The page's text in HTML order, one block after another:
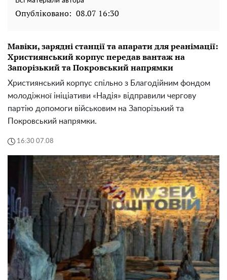
Опубліковано: 08.07 16:30
Мавіки, зарядні станції та апарати для реанімації:
Християнський корпус передав вантаж на
Запорізький та Покровський напрямки
Християнський корпус спільно з Благодійним фондом
молодіжної ініціативи «Надія» відправили чергову
партію допомоги військовим на Запорізький та
Покровський напрямки.
16:30 07.08